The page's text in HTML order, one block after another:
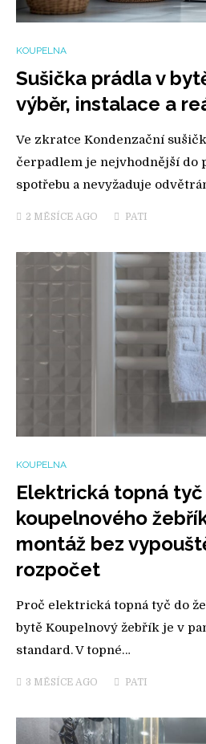
KOUPELNA
Sušička prádla v
výběr, instalace a
Ve zkratce Kondenzační
čerpadlem je nejvhodnější do
spotřebu a nevyžaduje
2 MĚSÍCE AGO PATI
KOUPELNA
Elektrická topná
koupelnového
montáž bez
rozpočet
Proč elektrická topná tyč do
bytě Koupelnový žebřík je v
standard. V topné…
3 MĚSÍCE AGO PATI